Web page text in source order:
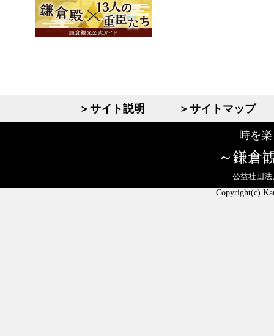
＞サイト説明 ＞サイトマップ
時を
鎌倉
公益社団
Copyright(c)